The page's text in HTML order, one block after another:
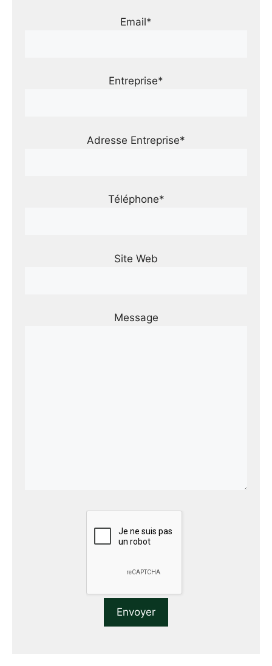
Email*
Entreprise*
Adresse Entreprise*
Téléphone*
Site Web
Message